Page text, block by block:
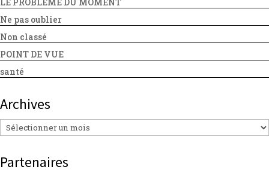
Ne pas oublier
Non classé
POINT DE VUE
santé
Archives
Archives
Partenaires